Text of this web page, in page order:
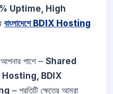
Uptime, High
বাংলাদেশে BDIX Hosting
পাশে – Shared
Hosting, BDIX
– প্রতিটি ক্ষেত্রে আমরা